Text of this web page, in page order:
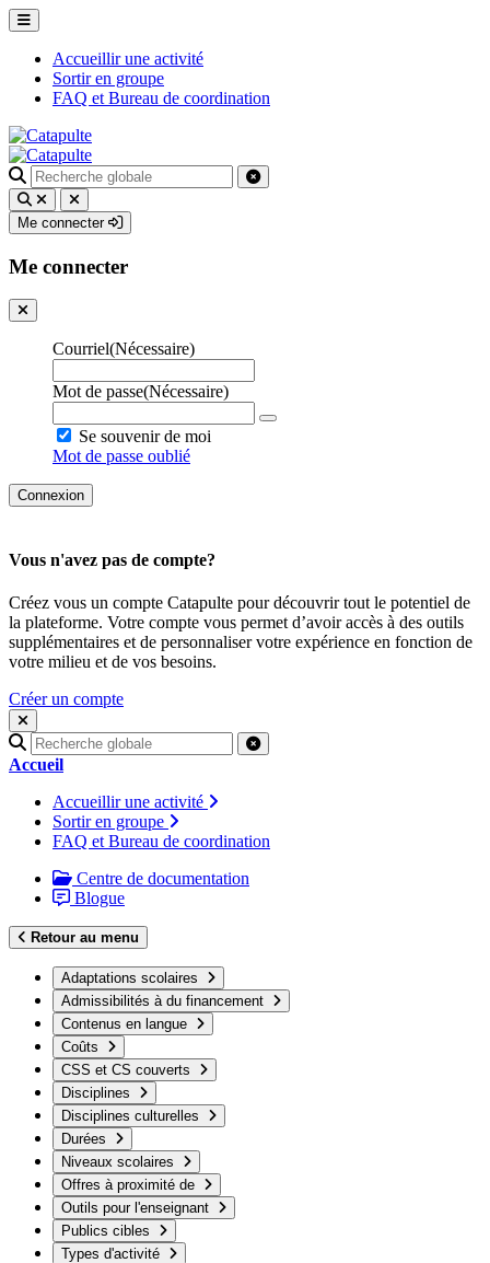
Accueillir une activité
Sortir en groupe
FAQ et Bureau de coordination
Recherche
pour
:
Me connecter
Me connecter
Courriel(Nécessaire)
Mot de passe(Nécessaire)
Se souvenir de moi
Mot de passe oublié
Vous n'avez pas de compte?
Créez vous un compte Catapulte pour découvrir tout le potentiel de
la plateforme. Votre compte vous permet d’avoir accès à des outils
supplémentaires et de personnaliser votre expérience en fonction de
votre milieu et de vos besoins.
Créer un compte
Recherche
pour
Accueil
Accueillir une activité
Sortir en groupe
FAQ et Bureau de coordination
Centre de documentation
Blogue
Retour au menu
Adaptations scolaires
Admissibilités à du financement
Contenus en langue
Coûts
CSS et CS couverts
Disciplines
Disciplines culturelles
Durées
Niveaux scolaires
Offres à proximité de
Outils pour l'enseignant
Publics cibles
Types d'activité